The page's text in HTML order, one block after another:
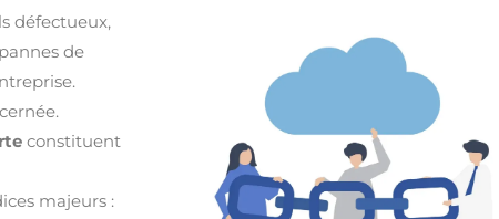
défectueux,
de
constituent
majeurs :